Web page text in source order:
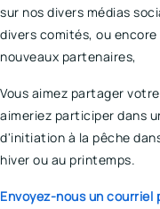
sur nos divers médias
divers comités, ou
nouveaux partenaires,
Vous aimez partager
aimeriez participer dans
d'initiation à la pêche
hiver ou au printemps.
Envoyez-nous un